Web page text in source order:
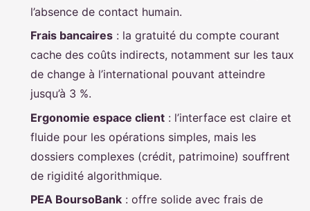
l’absence de contact humain.
Frais bancaires : la gratuité du compte courant
cache des coûts indirects, notamment sur les taux
de change à l’international pouvant atteindre
jusqu’à 3 %.
Ergonomie espace client : l’interface est claire et
fluide pour les opérations simples, mais les
dossiers complexes (crédit, patrimoine) souffrent
de rigidité algorithmique.
PEA BoursoBank : offre solide avec frais de